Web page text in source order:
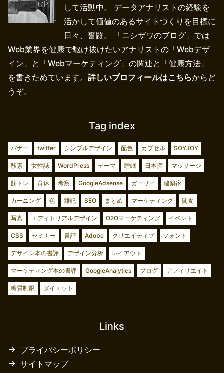
して活動中。 データアナリストの経験を
活かして価値のあるサイトつくりを目標に
日々、奮闘。 「ニシザワのブログ」では
Web業界を健康で駆け抜けたいアナリストの「Webデザ
イン」と「Webマーケティング」の関連と「健康方法」
を書きためています。 詳しいプロフィールはこちらからど
うぞ。
Tag index
バナー twitter シンプルデザイン 配色 カプセル SOYJOY
酸素 女性誌 WordPress テーマ 睡眠 日本酒 マッサージ
筋トレ 育休 考察 GoogleAdsense ガーリー 建築家
カーニング 色 雑記 SEO まとめ マーケティング 間食
写真 エディトリアルデザイン O2Oマーケティング イベント
CSS セミナー 書評 Adobe クリエイティブ フォント
デザイン本の書評 デザイン分析 レイアウト
マーケティング本の書評 GoogleAnalytics ブログ アフィリエイト
糖質制限 ダイエット
Links
プライバシーポリシー
サイトマップ